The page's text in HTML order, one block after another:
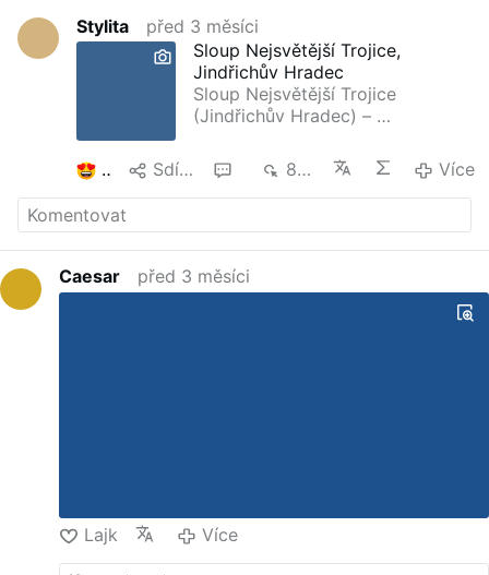
Stylita
před 3 měsíci
Sloup Nejsvětější Trojice,
Jindřichův Hradec
Sloup Nejsvětější Trojice
(Jindřichův Hradec) – …
2 Sdílet 808 Více
Caesar před 3 měsíci
Lajk Více